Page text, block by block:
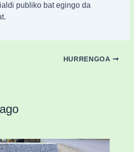
publiko bat egingo da
HURRENGOA